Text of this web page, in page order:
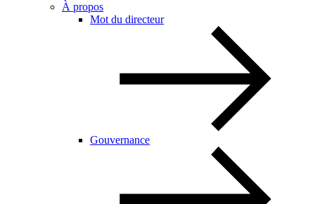
À propos
Mot du directeur
Gouvernance